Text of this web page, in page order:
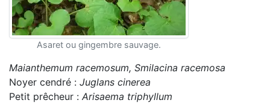
Asaret ou gingembre sauvage.
Maianthemum racemosum, Smilacina racemosa
Noyer cendré : Juglans cinerea
Petit prêcheur : Arisaema triphyllum